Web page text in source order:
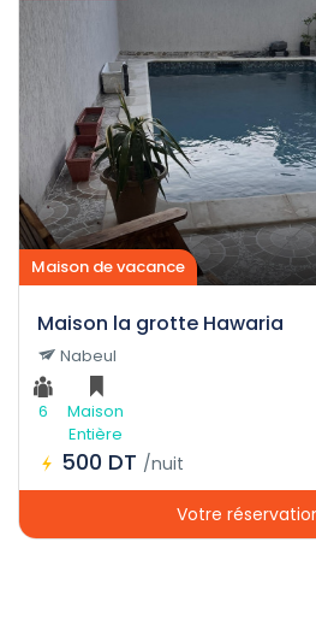
Maison de vacance
Maison la grotte Hawaria
Nabeul
6
Maison
Entière
500 DT /nuit
Votre